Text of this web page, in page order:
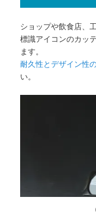
ショップや飲食店、
標識アイコンのカッ
ます。
耐久性とデザイン性
い。